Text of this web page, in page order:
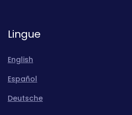
Lingue
English
Español
Deutsche